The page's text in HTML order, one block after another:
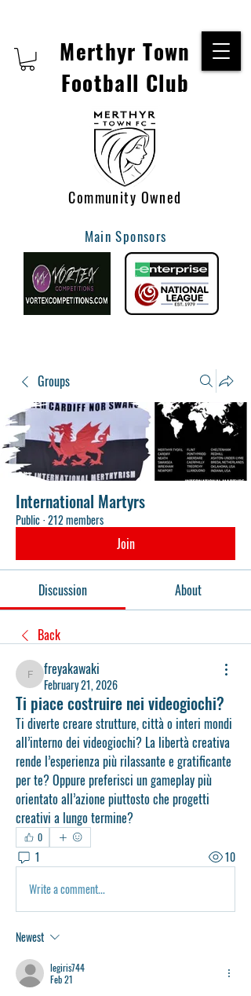
Merthyr Town
Football Club
Community Owned
Main Sponsors
Groups
International Martyrs
Public·212 members
Join
Discussion About
Back
freyakawaki
freyakawaki
February 21, 2026
Ti piace costruire nei videogiochi?
Ti diverte creare strutture, città o interi mondi
all’interno dei videogiochi? La libertà creativa
rende l’esperienza più rilassante e gratificante
per te? Oppure preferisci un gameplay più
orientato all’azione piuttosto che progetti
creativi a lungo termine?
0
1
10
Write a comment...
Newest
legiris744
Feb 21